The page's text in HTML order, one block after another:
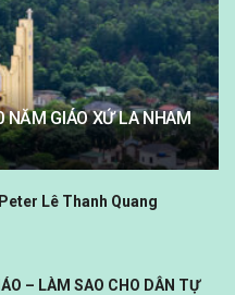
NĂM GIÁO XỨ LA NHAM
Lê Thanh Quang
– LÀM SAO CHO DÂN TỰ